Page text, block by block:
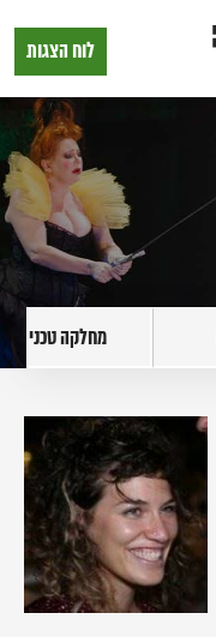
לוח הצגות
מחלקה טכנית